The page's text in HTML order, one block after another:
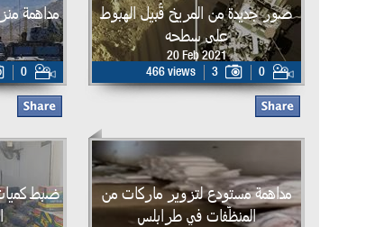
صور جديدة من المريخ قُبيل الهبوط
على سطحه
20 Feb 2021
466 views
3 0
مداهمة
0
مداهمة مستودع لتزوير ماركات من
المنظّفات في طرابلس
ضبط كميات